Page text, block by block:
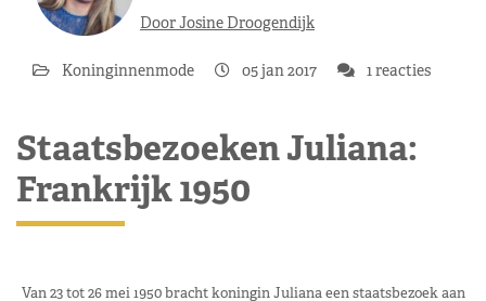
Door Josine Droogendijk
Koninginnenmode 05 jan 2017 1 reacties
Staatsbezoeken Juliana:
Frankrijk 1950
Van 23 tot 26 mei 1950 bracht koningin Juliana een staatsbezoek aan